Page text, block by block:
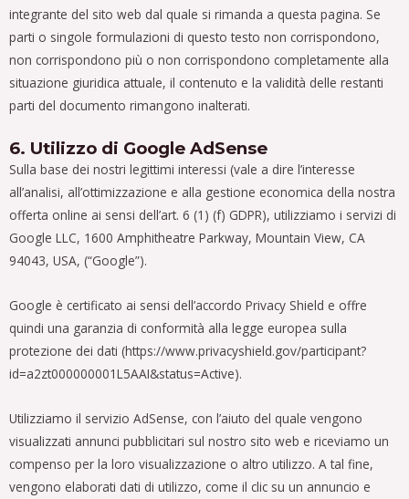
integrante del sito web dal quale si rimanda a questa pagina. Se
parti o singole formulazioni di questo testo non corrispondono,
non corrispondono più o non corrispondono completamente alla
situazione giuridica attuale, il contenuto e la validità delle restanti
parti del documento rimangono inalterati.
6. Utilizzo di Google AdSense
Sulla base dei nostri legittimi interessi (vale a dire l’interesse
all’analisi, all’ottimizzazione e alla gestione economica della nostra
offerta online ai sensi dell’art. 6 (1) (f) GDPR), utilizziamo i servizi di
Google LLC, 1600 Amphitheatre Parkway, Mountain View, CA
94043, USA, (“Google”).
Google è certificato ai sensi dell’accordo Privacy Shield e offre
quindi una garanzia di conformità alla legge europea sulla
protezione dei dati (https://www.privacyshield.gov/participant?
id=a2zt000000001L5AAI&status=Active).
Utilizziamo il servizio AdSense, con l’aiuto del quale vengono
visualizzati annunci pubblicitari sul nostro sito web e riceviamo un
compenso per la loro visualizzazione o altro utilizzo. A tal fine,
vengono elaborati dati di utilizzo, come il clic su un annuncio e